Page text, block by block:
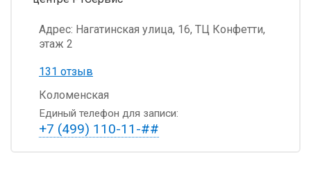
Адрес: Нагатинская улица, 16, ТЦ Конфетти,
этаж 2
131 отзыв
Коломенская
Единый телефон для записи:
+7 (499) 110-11-##